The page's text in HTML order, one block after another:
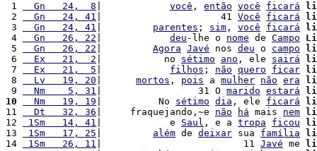
1
  Gn   24,  8
você , então você ficará
2
  Gn   24, 41
|                     41 Você ficará
3
  Gn   24, 41
parentes ; sim , você ficará
4
  Gn   26, 22
deu -lhe o nome de Campo
5
  Gn   26, 22
Agora Javé nos deu o campo
6
  Ex   21,  2
|           no sétimo ano , ele sairá
7
  Ex   21,  5
filhos ; não quero ficar
8
  Lv   19, 20
mortos , pois a mulher não era
9
  Nm    5, 31
|                 31 O marido estará
10
  Nm   19, 19
|          No sétimo dia , ele ficará
11
  Dt   32, 36
|     fraquejando,~e não há mais nem
12
1Sm   14, 41 |            e Saul , e a tropa ficou
13
1Sm   17, 25 além de deixar sua família
14
1Sm   26, 11 |                         11 Javé me